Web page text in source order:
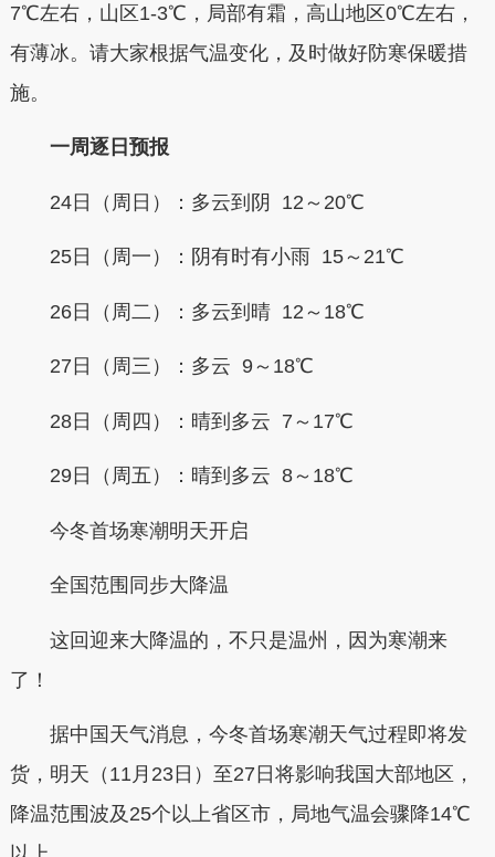
7℃左右，山区1-3℃，局部有霜，高山地区0℃左右，
有薄冰。请大家根据气温变化，及时做好防寒保暖措
施。
一周逐日预报
24日（周日）：多云到阴 12～20℃
25日（周一）：阴有时有小雨 15～21℃
26日（周二）：多云到晴 12～18℃
27日（周三）：多云 9～18℃
28日（周四）：晴到多云 7～17℃
29日（周五）：晴到多云 8～18℃
今冬首场寒潮明天开启
全国范围同步大降温
这回迎来大降温的，不只是温州，因为寒潮来
了！
据中国天气消息，今冬首场寒潮天气过程即将发
货，明天（11月23日）至27日将影响我国大部地区，
降温范围波及25个以上省区市，局地气温会骤降14℃